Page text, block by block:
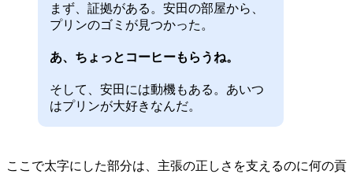
まず、証拠がある。安田の部屋から、
プリンのゴミが見つかった。
あ、ちょっとコーヒーもらうね。
そして、安田には動機もある。あいつ
はプリンが大好きなんだ。
ここで太字にした部分は、主張の正しさを支えるのに何の貢